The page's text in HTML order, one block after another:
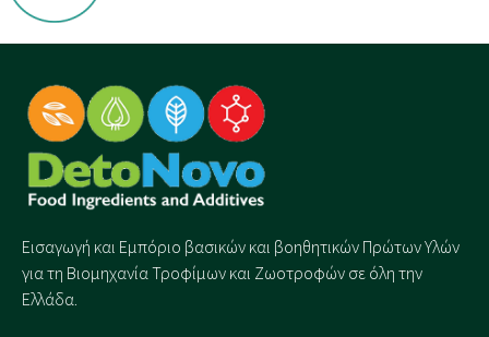
Εισαγωγή και Eμπόριο βασικών και βοηθητικών Πρώτων Υλών
για τη Βιομηχανία Τροφίμων και Ζωοτροφών σε όλη την
Ελλάδα.